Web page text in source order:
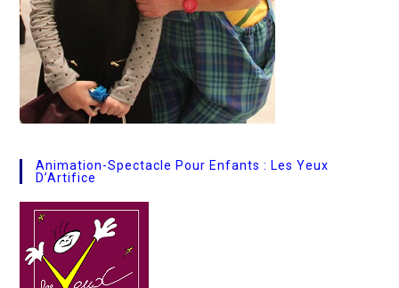
Animation-Spectacle Pour Enfants : Les Yeux
D’Artifice